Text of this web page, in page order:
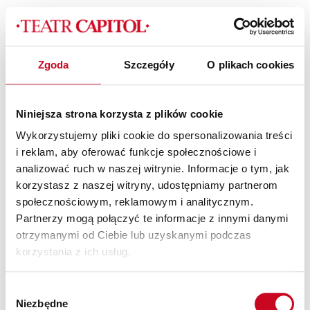
Zgoda Szczegóły O plikach cookies
Niniejsza strona korzysta z plików cookie
Wykorzystujemy pliki cookie do spersonalizowania treści
i reklam, aby oferować funkcje społecznościowe i
analizować ruch w naszej witrynie. Informacje o tym, jak
korzystasz z naszej witryny, udostępniamy partnerom
społecznościowym, reklamowym i analitycznym.
Partnerzy mogą połączyć te informacje z innymi danymi
otrzymanymi od Ciebie lub uzyskanymi podczas
korzystania z ich usług.
zgody
Niezbędne
dancingi_2022_2_slider